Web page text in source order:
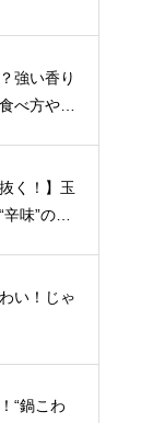
強い香り
べ方や栄
く！】玉
味”の抜
い！じゃ
“鍋こわ